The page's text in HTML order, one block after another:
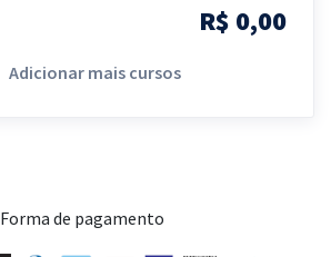
R$ 0,00
Adicionar mais cursos
Forma de pagamento